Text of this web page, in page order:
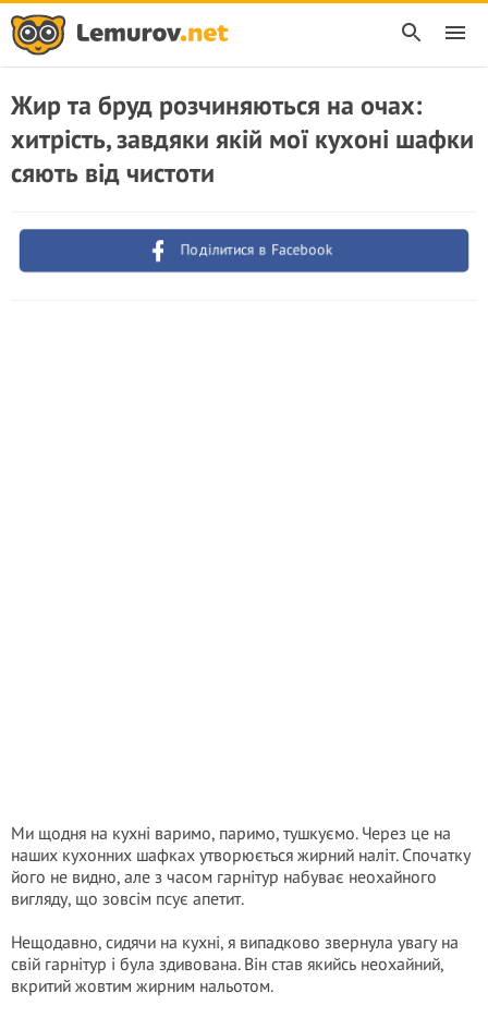
Жир та бруд розчиняються на очах:
хитрість, завдяки якій мої кухоні шафки
сяють від чистоти
Поділитися в Facebook
Ми щодня на кухні варимо, паримо, тушкуємо. Через це на
наших кухонних шафках утворюється жирний наліт. Спочатку
його не видно, але з часом гарнітур набуває неохайного
вигляду, що зовсім псує апетит.
Нещодавно, сидячи на кухні, я випадково звернула увагу на
свій гарнітур і була здивована. Він став якийсь неохайний,
вкритий жовтим жирним нальотом.